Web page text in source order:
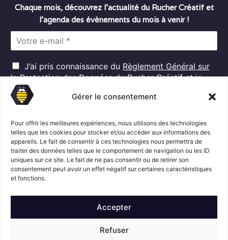
Gérer le consentement
Pour offrir les meilleures expériences, nous utilisons des technologies
telles que les cookies pour stocker et/ou accéder aux informations des
appareils. Le fait de consentir à ces technologies nous permettra de
traiter des données telles que le comportement de navigation ou les ID
uniques sur ce site. Le fait de ne pas consentir ou de retirer son
consentement peut avoir un effet négatif sur certaines caractéristiques
et fonctions.
Accepter
Refuser
Chaque mois, découvrez l’actualité du Rucher Créatif et
l’agenda des évènements du mois à venir !
l
*
R
G
D
P
J’ai pris connaissance du Règlement Général sur
la Protection des Donnéesdu Rucher Créatif et je
consens au traitement de mes données personnelles
dans ces conditions.*
S'abonner
Suivez l'actualité du Rucher créatif